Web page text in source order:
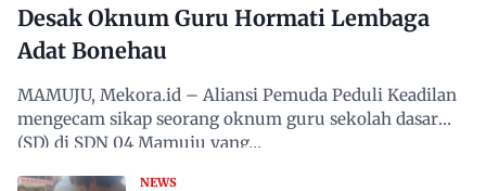
Desak Oknum Guru Hormati Lembaga
Adat Bonehau
MAMUJU, Mekora.id – Aliansi Pemuda Peduli Keadilan
mengecam sikap seorang oknum guru sekolah dasar
(SD) di SDN 04 Mamuju yang…
NEWS